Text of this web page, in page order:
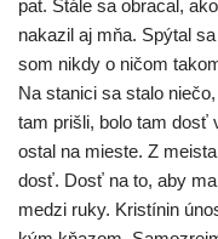
pat. Stále sa obra­cal,
naka­zil aj mňa. Spýtal
som nikdy o ničom
Na sta­ni­ci sa sta­lo
tam priš­li, bolo tam dosť
ostal na mies­te. Z
dosť. Dosť na to, aby
medzi ruky. Kristínin